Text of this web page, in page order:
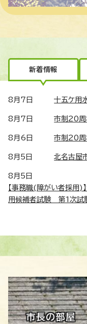
新着情報
8月7日 十五ケ用
8月7日 市制20周
8月6日 市制20周
8月5日 北名古屋
8月5日
【事務職(障がい者採用
用候補者試験 第1次試
市長の部屋